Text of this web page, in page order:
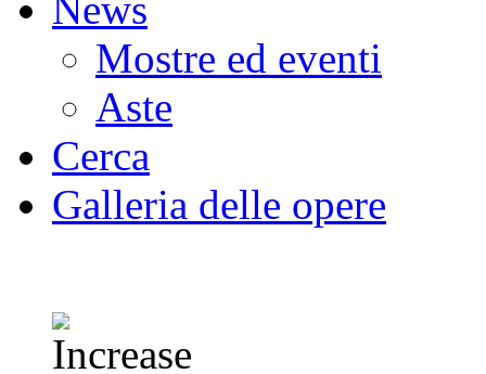
Mostre ed eventi
Aste
Cerca
Galleria delle opere